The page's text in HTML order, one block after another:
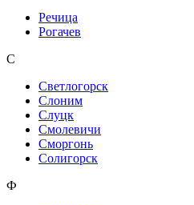
Речица
Рогачев
С
Светлогорск
Слоним
Слуцк
Смолевичи
Сморгонь
Солигорск
Ф